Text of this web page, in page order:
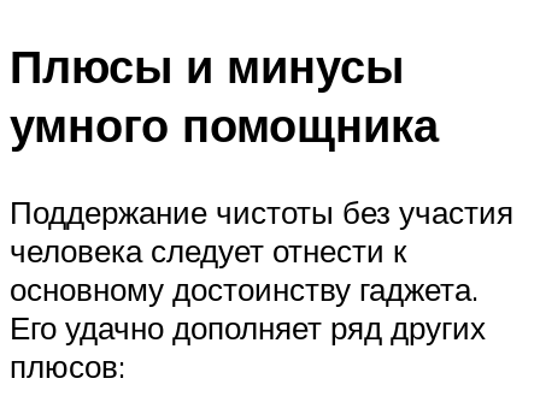
Плюсы и минусы
умного помощника
Поддержание чистоты без участия
человека следует отнести к
основному достоинству гаджета.
Его удачно дополняет ряд других
плюсов: